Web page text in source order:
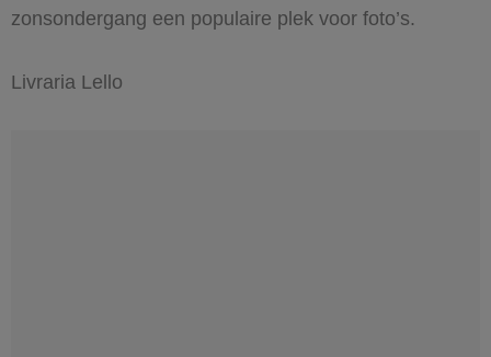
zonsondergang een populaire plek voor foto’s.
Livraria Lello